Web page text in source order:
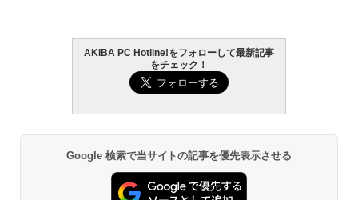
AKIBA PC Hotline!をフォローして最新記事
をチェック！
Google 検索で当サイトの記事を優先表示させる